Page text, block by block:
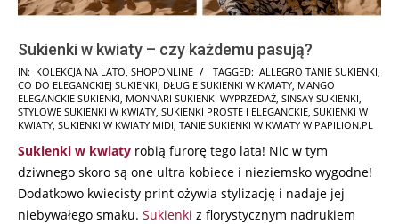
Sukienki w kwiaty – czy każdemu pasują?
2025-
03-
06
IN: KOLEKCJA NA LATO SHOPONLINE TAGGED: ALLEGRO TANIE SUKIENKI
CO DO ELEGANCKIEJ SUKIENKI DŁUGIE SUKIENKI W KWIATY MANGO
ELEGANCKIE SUKIENKI MONNARI SUKIENKI WYPRZEDAŻ SINSAY SUKIENKI
STYLOWE SUKIENKI W KWIATY SUKIENKI PROSTE I ELEGANCKIE SUKIENKI W
KWIATY SUKIENKI W KWIATY MIDI TANIE SUKIENKI W KWIATY W PAPILION.PL
Sukienki w kwiaty robią furorę tego lata! Nic w tym
dziwnego skoro są one ultra kobiece i nieziemsko wygodne!
Dodatkowo kwiecisty print ożywia stylizację i nadaje jej
niebywałego smaku. Sukienki z florystycznym nadrukiem